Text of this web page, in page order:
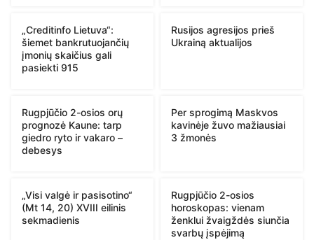
„Creditinfo Lietuva“:
šiemet bankrutuojančių
įmonių skaičius gali
pasiekti 915
Rusijos agresijos prieš
Ukrainą aktualijos
Rugpjūčio 2-osios orų
prognozė Kaune: tarp
giedro ryto ir vakaro –
debesys
Per sprogimą Maskvos
kavinėje žuvo mažiausiai
3 žmonės
„Visi valgė ir pasisotino“
(Mt 14, 20) XVIII eilinis
sekmadienis
Rugpjūčio 2-osios
horoskopas: vienam
ženklui žvaigždės siunčia
svarbų įspėjimą